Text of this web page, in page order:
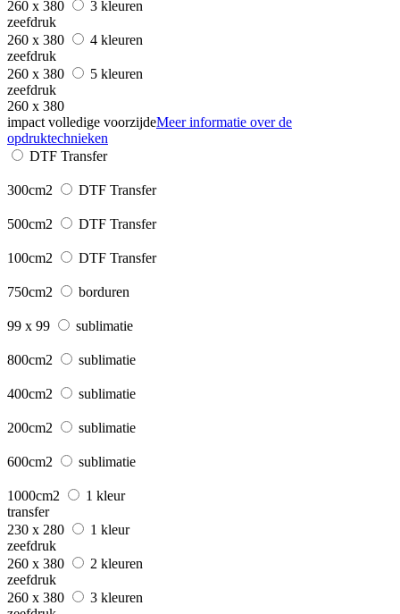
260 x 380
3 kleuren
zeefdruk
260 x 380
4 kleuren
zeefdruk
260 x 380
5 kleuren
zeefdruk
260 x 380
impact volledige voorzijdeMeer informatie over de
opdruktechnieken
DTF Transfer
300cm2 DTF Transfer
500cm2 DTF Transfer
100cm2 DTF Transfer
750cm2 borduren
99 x 99 sublimatie
800cm2 sublimatie
400cm2 sublimatie
200cm2 sublimatie
600cm2 sublimatie
1000cm2
1 kleur
transfer
230 x 280
1 kleur
zeefdruk
260 x 380
2 kleuren
zeefdruk
260 x 380
3 kleuren